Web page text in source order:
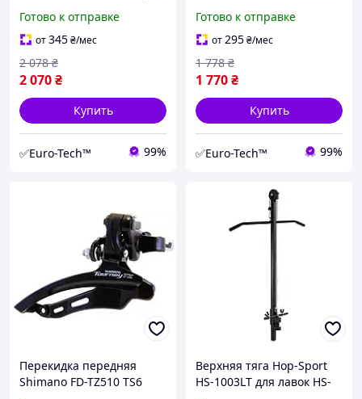
хром
Готово к отправке
от345₴/мес
2 070₴
2 078 ₴
Купить
✅Euro-Tech™ 99%
підвісом та гумовими
рукоятками, хром
Готово к отправке
от295₴/мес
1 770₴
1 778 ₴
Купить
✅Euro-Tech™ 99%
Перекидка передняя
Shimano FD-TZ510 TS6
Верхняя тяга Hop-Sport
HS-1003LT для лавок HS-